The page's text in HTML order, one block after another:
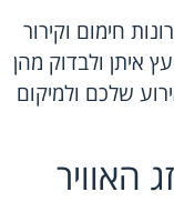
חימום וקירור
איתן ולבדוק מהן
שלכם ולמיקום
האוויר